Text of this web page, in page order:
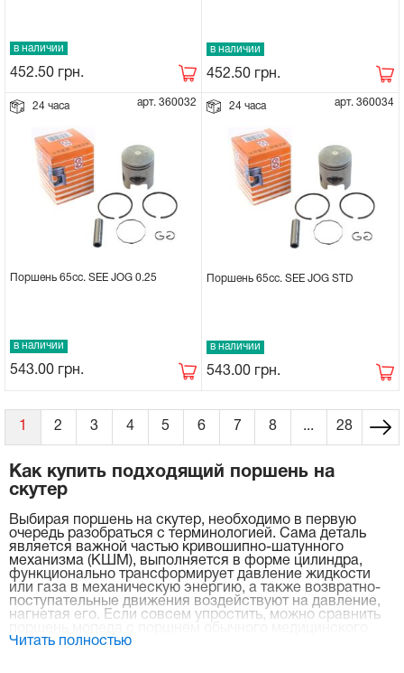
в наличии
452.50 грн.
в наличии
452.50 грн.
24 часа арт. 360032
Поршень 65cc. SEE JOG 0.25
в наличии
543.00 грн.
24 часа арт. 360034
Поршень 65cc. SEE JOG STD
в наличии
543.00 грн.
2 3 4 5 6 7 8 ... 28
Как купить подходящий поршень на
скутер
Выбирая поршень на скутер, необходимо в первую
очередь разобраться с терминологией. Сама деталь
является важной частью кривошипно-шатунного
механизма (КШМ), выполняется в форме цилиндра,
функционально трансформирует давление жидкости
или газа в механическую энергию, а также возвратно-
поступательные движения воздействуют на давление,
нагнетая его. Если совсем упростить, можно сравнить
шприца, принцип их работы практически одинаков.
Читать полностью